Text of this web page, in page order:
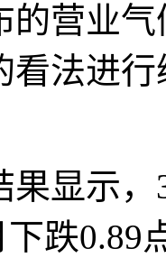
营业气
看法进
显示，3
下跌